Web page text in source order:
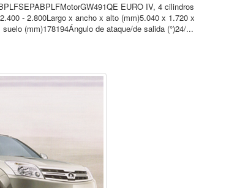
EURO IV, 4 cilindros
- 2.800Largo x ancho x alto (mm)5.040 x 1.720 x
(mm)178194Ángulo de ataque/de salida (°)24/...